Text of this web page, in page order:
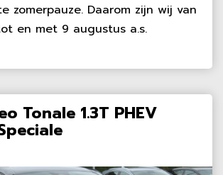
zomerpauze. Daarom zijn wij van
en met 9 augustus a.s.
Tonale 1.3T PHEV